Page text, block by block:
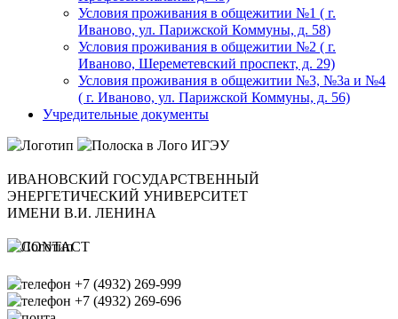
Условия проживания в общежитии №1 ( г.
Иваново, ул. Парижской Коммуны, д. 58)
Условия проживания в общежитии №2 ( г.
Иваново, Шереметевский проспект, д. 29)
Условия проживания в общежитии №3, №3а и №4
( г. Иваново, ул. Парижской Коммуны, д. 56)
Учредительные документы
ИВАНОВСКИЙ ГОСУДАРСТВЕННЫЙ
ЭНЕРГЕТИЧЕСКИЙ УНИВЕРСИТЕТ
ИМЕНИ В.И. ЛЕНИНА
+7 (4932) 269-999
+7 (4932) 269-696